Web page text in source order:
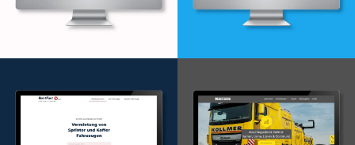
Webdesign & -entwicklung Webdesign & -entwicklung